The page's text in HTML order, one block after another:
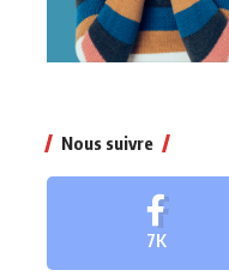
Nous suivre
7K